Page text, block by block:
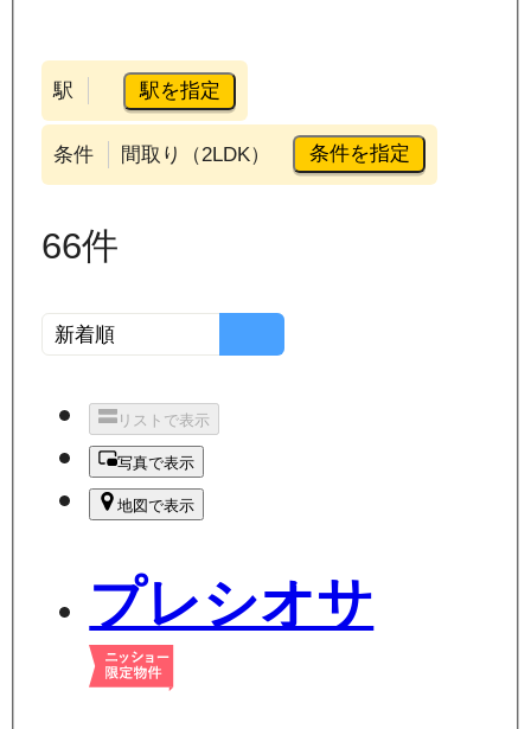
駅 駅を指定
条件 間取り（2LDK） 条件を指定
66件
リストで表示
写真で表示
地図で表示
プレシオサ